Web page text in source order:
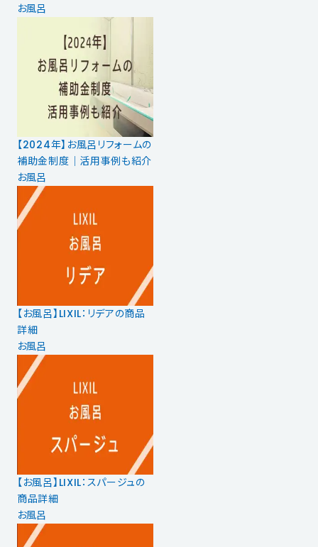
お風呂
【2024年】お風呂リフォームの
補助金制度｜活用事例も紹介
お風呂
【お風呂】LIXIL：リデアの商品
詳細
お風呂
【お風呂】LIXIL：スパージュの
商品詳細
お風呂